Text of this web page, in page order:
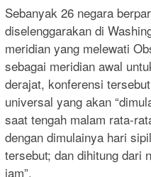
Sebanyak 26 negara
diselenggarakan di
meridian yang melewati
sebagai meridian awal
derajat, konferensi
universal yang akan
saat tengah malam rata-
dengan dimulainya hari
tersebut; dan dihitung dari
jam”.